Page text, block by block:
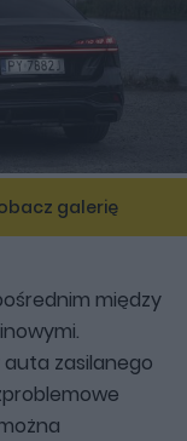
galerię
między
zasilanego